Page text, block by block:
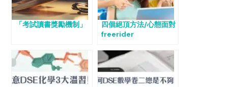
「考試讀書獎勵機制」
四個絕頂方法/心態面對
freerider